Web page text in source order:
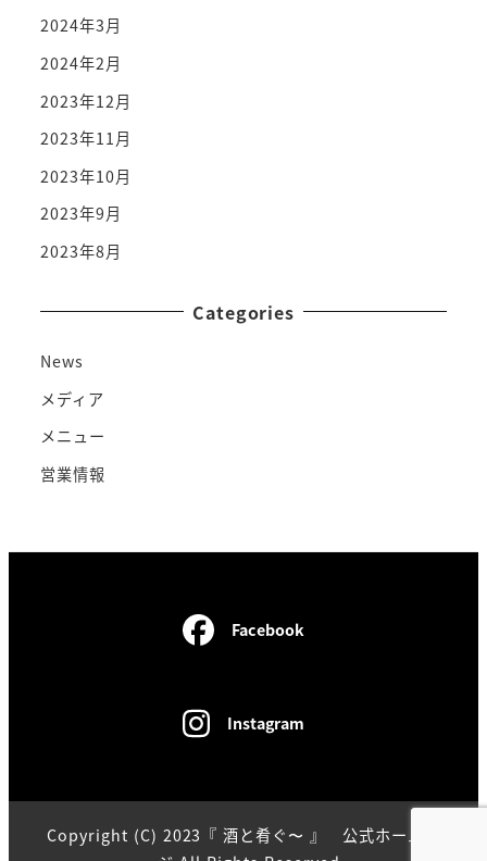
2024年3月
2024年2月
2023年12月
2023年11月
2023年10月
2023年9月
2023年8月
Categories
News
メディア
メニュー
営業情報
Facebook
Instagram
Copyright (C) 2023『 酒と肴ぐ〜 』 公式ホームペ